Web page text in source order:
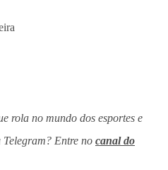
rola no mundo dos esportes e
Telegram? Entre no canal do